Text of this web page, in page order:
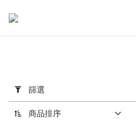
用
篩
選
篩選
商品排序